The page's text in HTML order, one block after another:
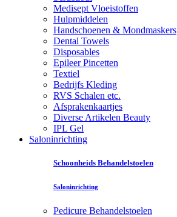
Medisept Vloeistoffen
Hulpmiddelen
Handschoenen & Mondmaskers
Dental Towels
Disposables
Epileer Pincetten
Textiel
Bedrijfs Kleding
RVS Schalen etc.
Afsprakenkaartjes
Diverse Artikelen Beauty
IPL Gel
Saloninrichting
Schoonheids Behandelstoelen
Saloninrichting
Pedicure Behandelstoelen